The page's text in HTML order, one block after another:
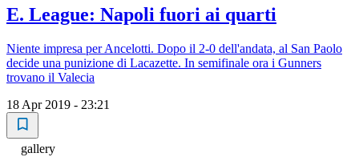
E. League: Napoli fuori ai quarti
Niente impresa per Ancelotti. Dopo il 2-0 dell'andata, al San Paolo
decide una punizione di Lacazette. In semifinale ora i Gunners
trovano il Valecia
18 Apr 2019 - 23:21
gallery